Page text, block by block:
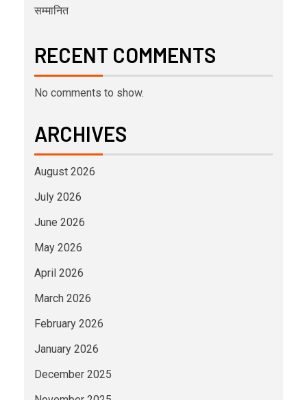
सम्मानित
RECENT COMMENTS
No comments to show.
ARCHIVES
August 2026
July 2026
June 2026
May 2026
April 2026
March 2026
February 2026
January 2026
December 2025